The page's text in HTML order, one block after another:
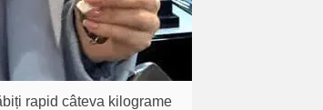
rapid câteva kilograme